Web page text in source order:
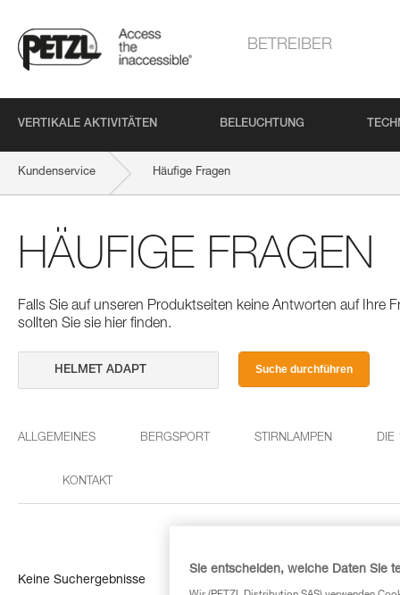
BETREIBER
VERTIKALE AKTIVITÄTEN BELEUCHTUNG
Kundenservice Häufige Fragen
HÄUFIGE FRAGEN
Falls Sie auf unseren Produktseiten keine Antworten auf Ihre
sollten Sie sie hier finden.
Suche durchführen
ALLGEMEINES BERGSPORT STIRNLAMPEN DIE
KONTAKT
Keine Suchergebnisse
Sie entscheiden, welche Daten Sie